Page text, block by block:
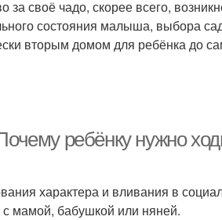
своё чадо, скорее всего,
состояния малыша, выбора
вторым домом для ребёнка до
ребёнку нужно
характера и вливания в
с мамой, бабушкой или няней.